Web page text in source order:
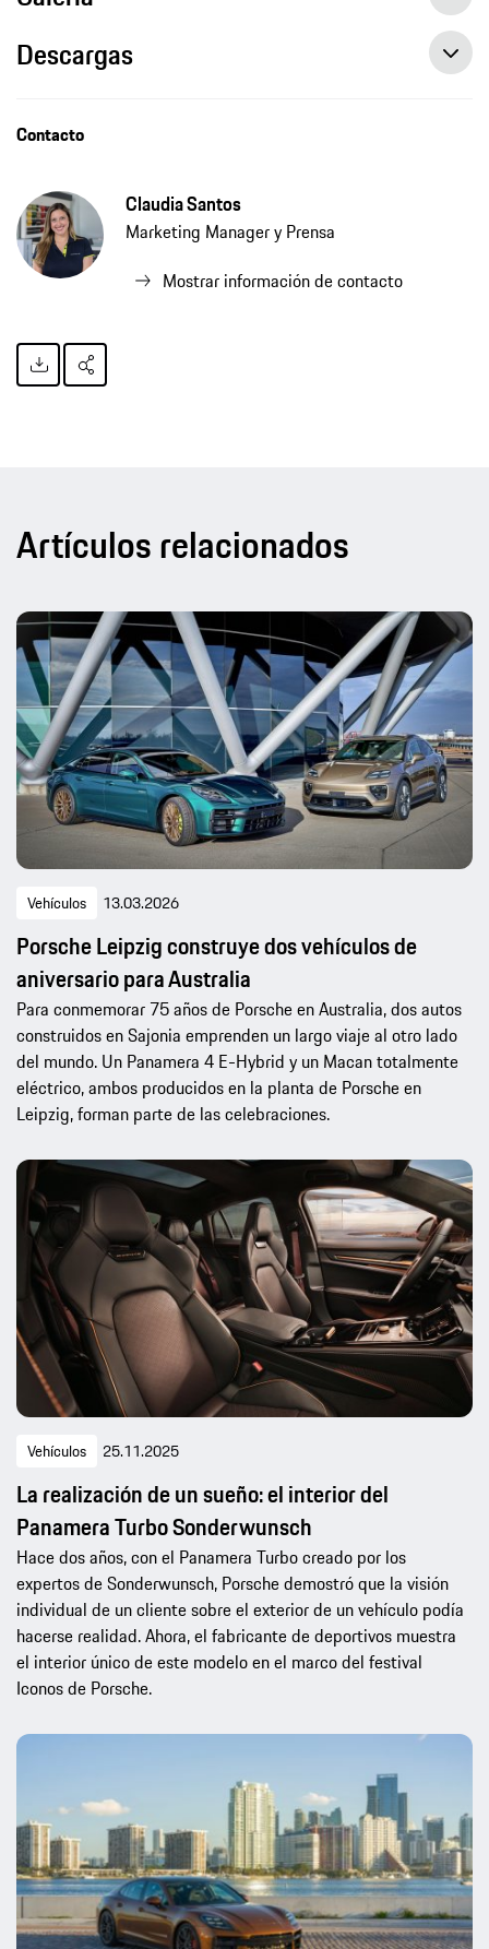
Descargas
Contacto
Claudia Santos
Marketing Manager y Prensa
Mostrar información de contacto
Artículos relacionados
Vehículos 13.03.2026
Porsche Leipzig construye dos vehículos de
aniversario para Australia
Para conmemorar 75 años de Porsche en Australia, dos autos
construidos en Sajonia emprenden un largo viaje al otro lado
del mundo. Un Panamera 4 E-Hybrid y un Macan totalmente
eléctrico, ambos producidos en la planta de Porsche en
Leipzig, forman parte de las celebraciones.
Vehículos 25.11.2025
La realización de un sueño: el interior del
Panamera Turbo Sonderwunsch
Hace dos años, con el Panamera Turbo creado por los
expertos de Sonderwunsch, Porsche demostró que la visión
individual de un cliente sobre el exterior de un vehículo podía
hacerse realidad. Ahora, el fabricante de deportivos muestra
el interior único de este modelo en el marco del festival
Iconos de Porsche.